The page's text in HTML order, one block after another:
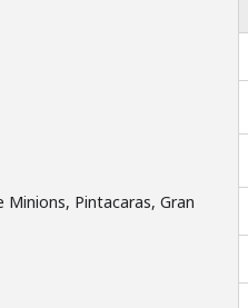
Minions, Pintacaras, Gran